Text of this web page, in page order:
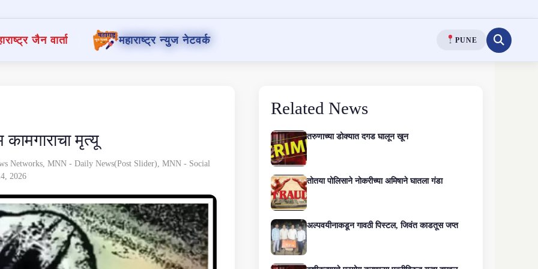
जैन वार्ता महाराष्ट्र न्युज नेटवर्क PUNE
मृत्यू
Networks, MNN - Daily News(Post Slider), MNN - Social
2026
Related News
तरुणाच्या डोक्यात दगड घालून खून
तोतया पोलिसाने नोकरीच्या अमिषाने घातला गंडा
अल्पवयीनाकडून गावठी पिस्टल, जिवंत काडतूस जप्त